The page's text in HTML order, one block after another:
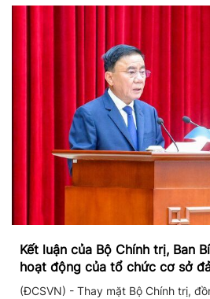
Kết luận của Bộ Chính trị, Ban
hoạt động của tổ chức cơ sở
II/2026
(ĐCSVN) - Thay mặt Bộ Chính trị,